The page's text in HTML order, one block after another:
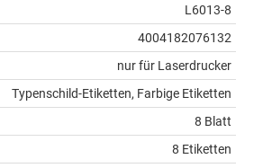
L6013-8
4004182076132
nur für Laserdrucker
Typenschild-Etiketten, Farbige Etiketten
8 Blatt
8 Etiketten